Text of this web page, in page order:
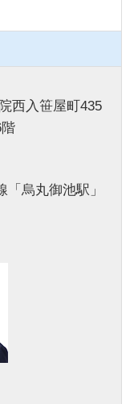
西入笹屋町435
烏丸御池駅」